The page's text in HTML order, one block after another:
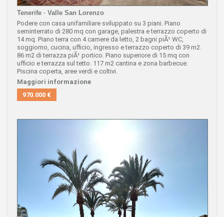
Tenerife · Valle San Lorenzo
Podere con casa unifamiliare sviluppato su 3 piani. Piano
seminterrato di 280 mq con garage, palestra e terrazzo coperto di
14 mq. Piano terra con 4 camere da letto, 2 bagni piÃ¹ WC,
soggiorno, cucina, ufficio, ingresso e terrazzo coperto di 39 m2.
86 m2 di terrazza piÃ¹ portico. Piano superiore di 15 mq con
ufficio e terrazza sul tetto. 117 m2 cantina e zona barbecue.
Piscina coperta, aree verdi e coltivi.
Maggiori informazione
970.000 €